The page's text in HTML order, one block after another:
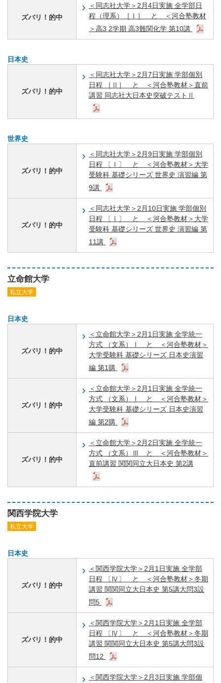
ズバリ！的中
＜同志社大学＞2月4日実施 全学部日
程（理系）［Ⅰ］ と ＜河合塾教材
＞高3 2学期 高3難関化学 第10講
日本史
ズバリ！的中
＜同志社大学＞2月7日実施 学部個別
日程 ［Ⅱ］ と ＜河合塾教材＞直前
講習 同志社大日本史突破テストⅡ
世界史
ズバリ！的中
＜同志社大学＞2月9日実施 学部個別
日程 〔Ⅰ〕 と ＜河合塾教材＞大学
受験科 基礎シリーズ 世界史 演習編 第
9講
ズバリ！的中
＜同志社大学＞2月10日実施 学部個別
日程 〔Ⅰ〕 と ＜河合塾教材＞大学
受験科 基礎シリーズ 世界史 演習編 第
11講
立命館大学
私立大学
日本史
ズバリ！的中
＜立命館大学＞2月1日実施 全学統一
方式 （文系）Ⅰ と ＜河合塾教材＞
大学受験科 基礎シリーズ 日本史演習
編 第1購
ズバリ！的中
＜立命館大学＞2月1日実施 全学統一
方式 （文系）Ⅰ と ＜河合塾教材＞
大学受験科 基礎シリーズ 日本史演習
編 第2購
ズバリ！的中
＜立命館大学＞2月2日実施 全学統一
方式 （文系）Ⅲ と ＜河合塾教材＞
直前講習 関関同立大日本史 第2講
関西学院大学
私立大学
日本史
ズバリ！的中
＜関西学院大学＞2月1日実施 全学部
日程 〔Ⅳ〕 と ＜河合塾教材＞冬期
講習 関関同立大日本史 第5講大問3設
問5
ズバリ！的中
＜関西学院大学＞2月1日実施 全学部
日程 〔Ⅳ〕 と ＜河合塾教材＞冬期
講習 関関同立大日本史 第5講大問3設
問12
＜関西学院大学＞2月3日実施 学部個